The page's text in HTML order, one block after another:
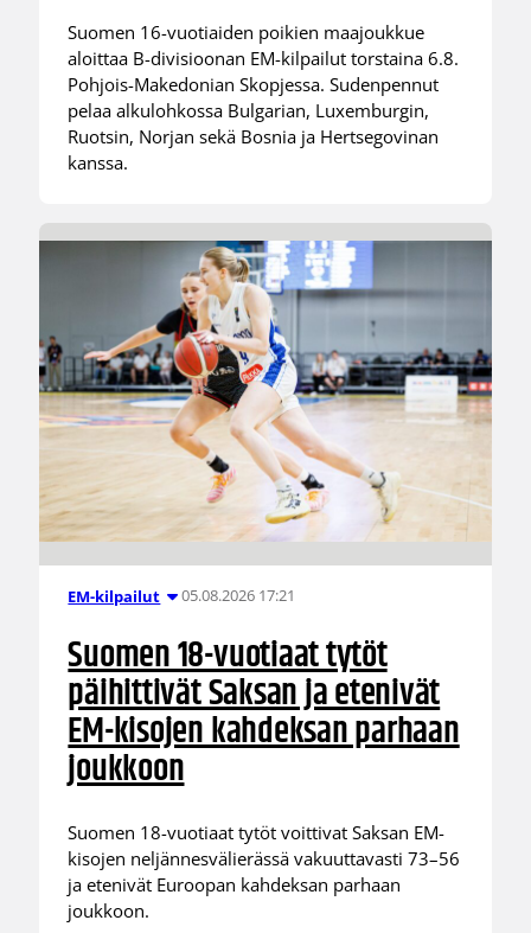
Suomen 16-vuotiaiden poikien maajoukkue
aloittaa B-divisioonan EM-kilpailut torstaina 6.8.
Pohjois-Makedonian Skopjessa. Sudenpennut
pelaa alkulohkossa Bulgarian, Luxemburgin,
Ruotsin, Norjan sekä Bosnia ja Hertsegovinan
kanssa.
EM-kilpailut 05.08.2026 17:21
Suomen 18-vuotiaat tytöt
päihittivät Saksan ja etenivät
EM-kisojen kahdeksan parhaan
joukkoon
Suomen 18-vuotiaat tytöt voittivat Saksan EM-
kisojen neljännesvälierässä vakuuttavasti 73–56
ja etenivät Euroopan kahdeksan parhaan
joukkoon.